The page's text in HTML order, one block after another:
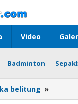
Video
Badminton
belitung »